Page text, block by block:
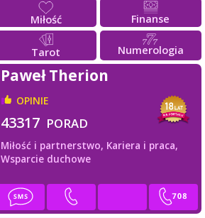
Miłość Finanse
Tarot Numerologia
Paweł Therion
OPINIE
43317 PORAD
Miłość i partnerstwo, Kariera i praca,
Wsparcie duchowe